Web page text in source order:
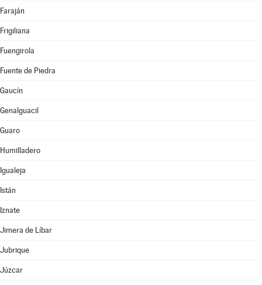
Faraján
Frigiliana
Fuengirola
Fuente de Piedra
Gaucín
Genalguacil
Guaro
Humilladero
Igualeja
Istán
Iznate
Jimera de Líbar
Jubrique
Júzcar